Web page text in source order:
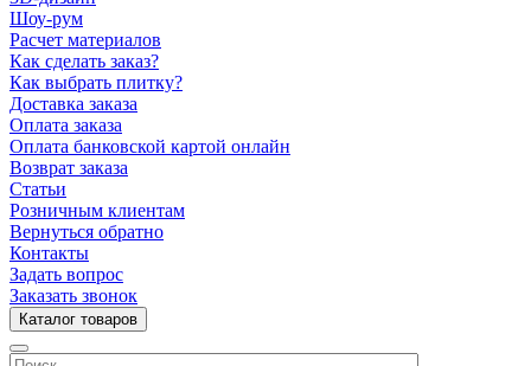
Шоу-рум
Расчет материалов
Как сделать заказ?
Как выбрать плитку?
Доставка заказа
Оплата заказа
Оплата банковской картой онлайн
Возврат заказа
Статьи
Розничным клиентам
Вернуться обратно
Контакты
Задать вопрос
Заказать звонок
Каталог товаров